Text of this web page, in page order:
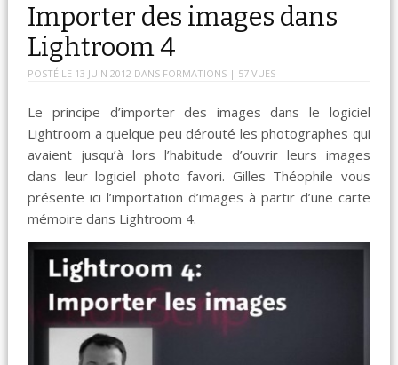
Importer des images dans
Lightroom 4
POSTÉ LE 13 JUIN 2012 DANS FORMATIONS | 57 VUES
Le principe d’importer des images dans le logiciel
Lightroom a quelque peu dérouté les photographes qui
avaient jusqu’à lors l’habitude d’ouvrir leurs images
dans leur logiciel photo favori. Gilles Théophile vous
présente ici l’importation d’images à par­tir d’une carte
mémoire dans Light­room 4.